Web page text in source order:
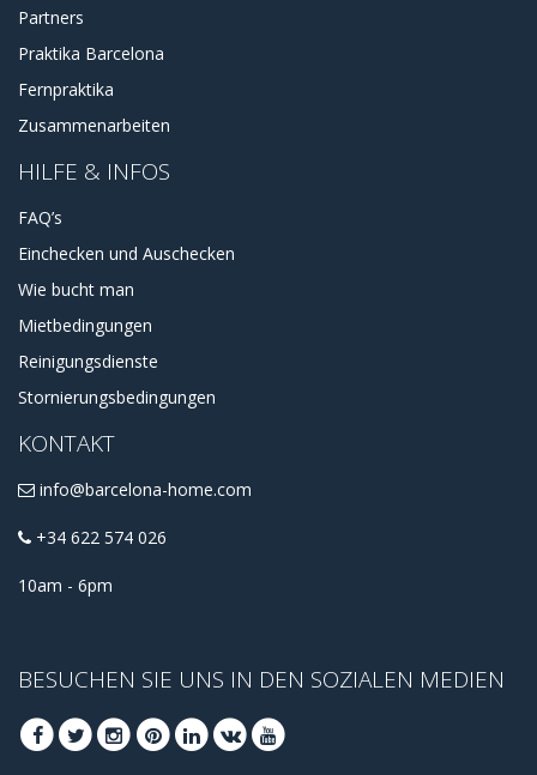
Partners
Praktika Barcelona
Fernpraktika
Zusammenarbeiten
HILFE & INFOS
FAQ’s
Einchecken und Auschecken
Wie bucht man
Mietbedingungen
Reinigungsdienste
Stornierungsbedingungen
KONTAKT
info@barcelona-home.com
+34 622 574 026
10am - 6pm
BESUCHEN SIE UNS IN DEN SOZIALEN MEDIEN